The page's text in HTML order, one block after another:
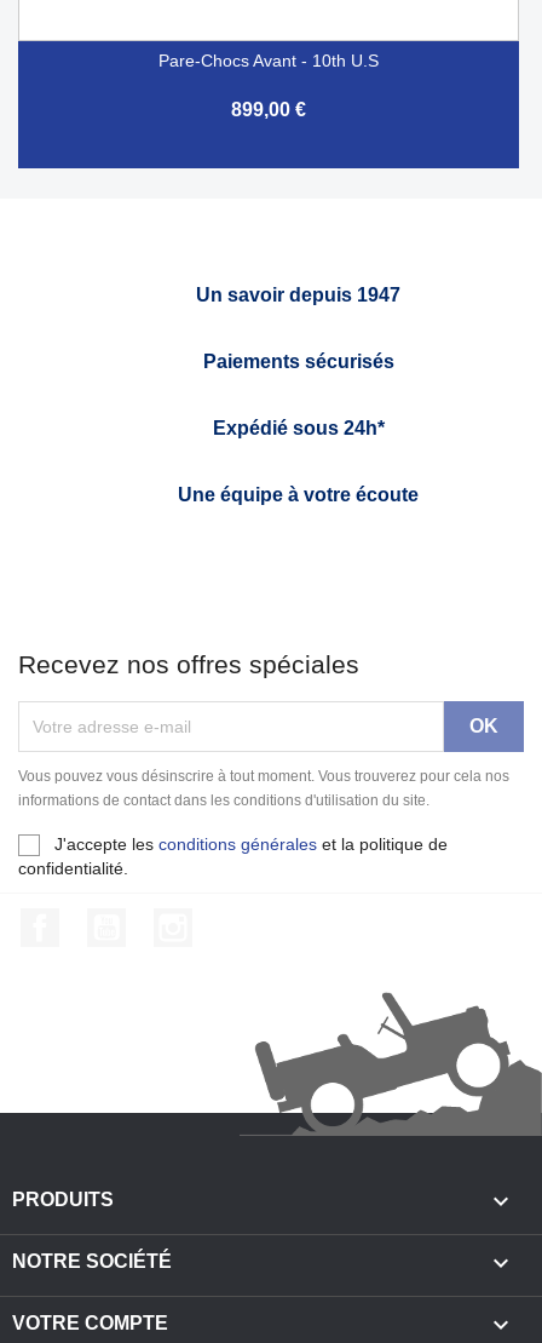
Pare-Chocs Avant - 10th U.S
899,00 €
Un savoir depuis 1947
Paiements sécurisés
Expédié sous 24h*
Une équipe à votre écoute
Recevez nos offres spéciales
Vous pouvez vous désinscrire à tout moment. Vous trouverez pour cela nos
informations de contact dans les conditions d'utilisation du site.
J'accepte les conditions générales et la politique de
confidentialité.
PRODUITS 
NOTRE SOCIÉTÉ 
VOTRE COMPTE 